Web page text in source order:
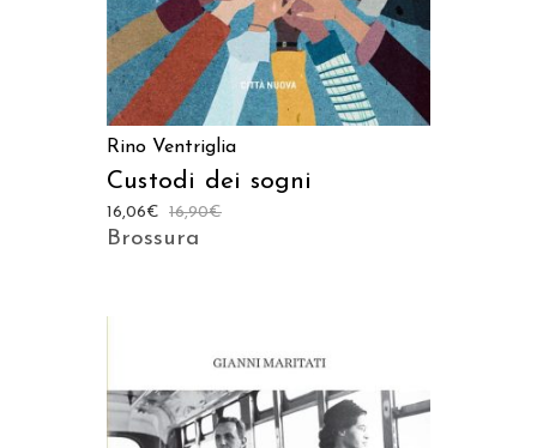
Rino Ventriglia
Custodi dei sogni
16,90€
16,06€
Brossura